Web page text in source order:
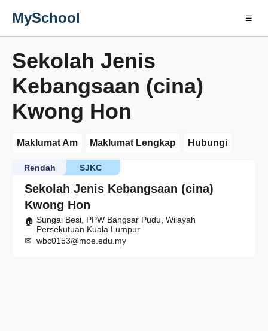
MySchool ☰
Sekolah Jenis
Kebangsaan (cina)
Kwong Hon
Maklumat Am Maklumat Lengkap Hubungi
Sekolah Jenis Kebangsaan (cina)
Kwong Hon
SJKC
Rendah
Sungai Besi, PPW Bangsar Pudu, Wilayah
Persekutuan Kuala Lumpur
wbc0153@moe.edu.my